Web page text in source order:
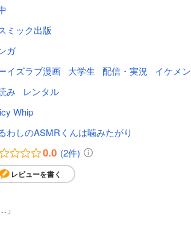
ミック出版
ガ
イズラブ漫画 大学生 配信・実況 イケメン
み レンタル
Whip
わしのASMRくんは噛みたがり
0.0 (2件)
レビューを書く